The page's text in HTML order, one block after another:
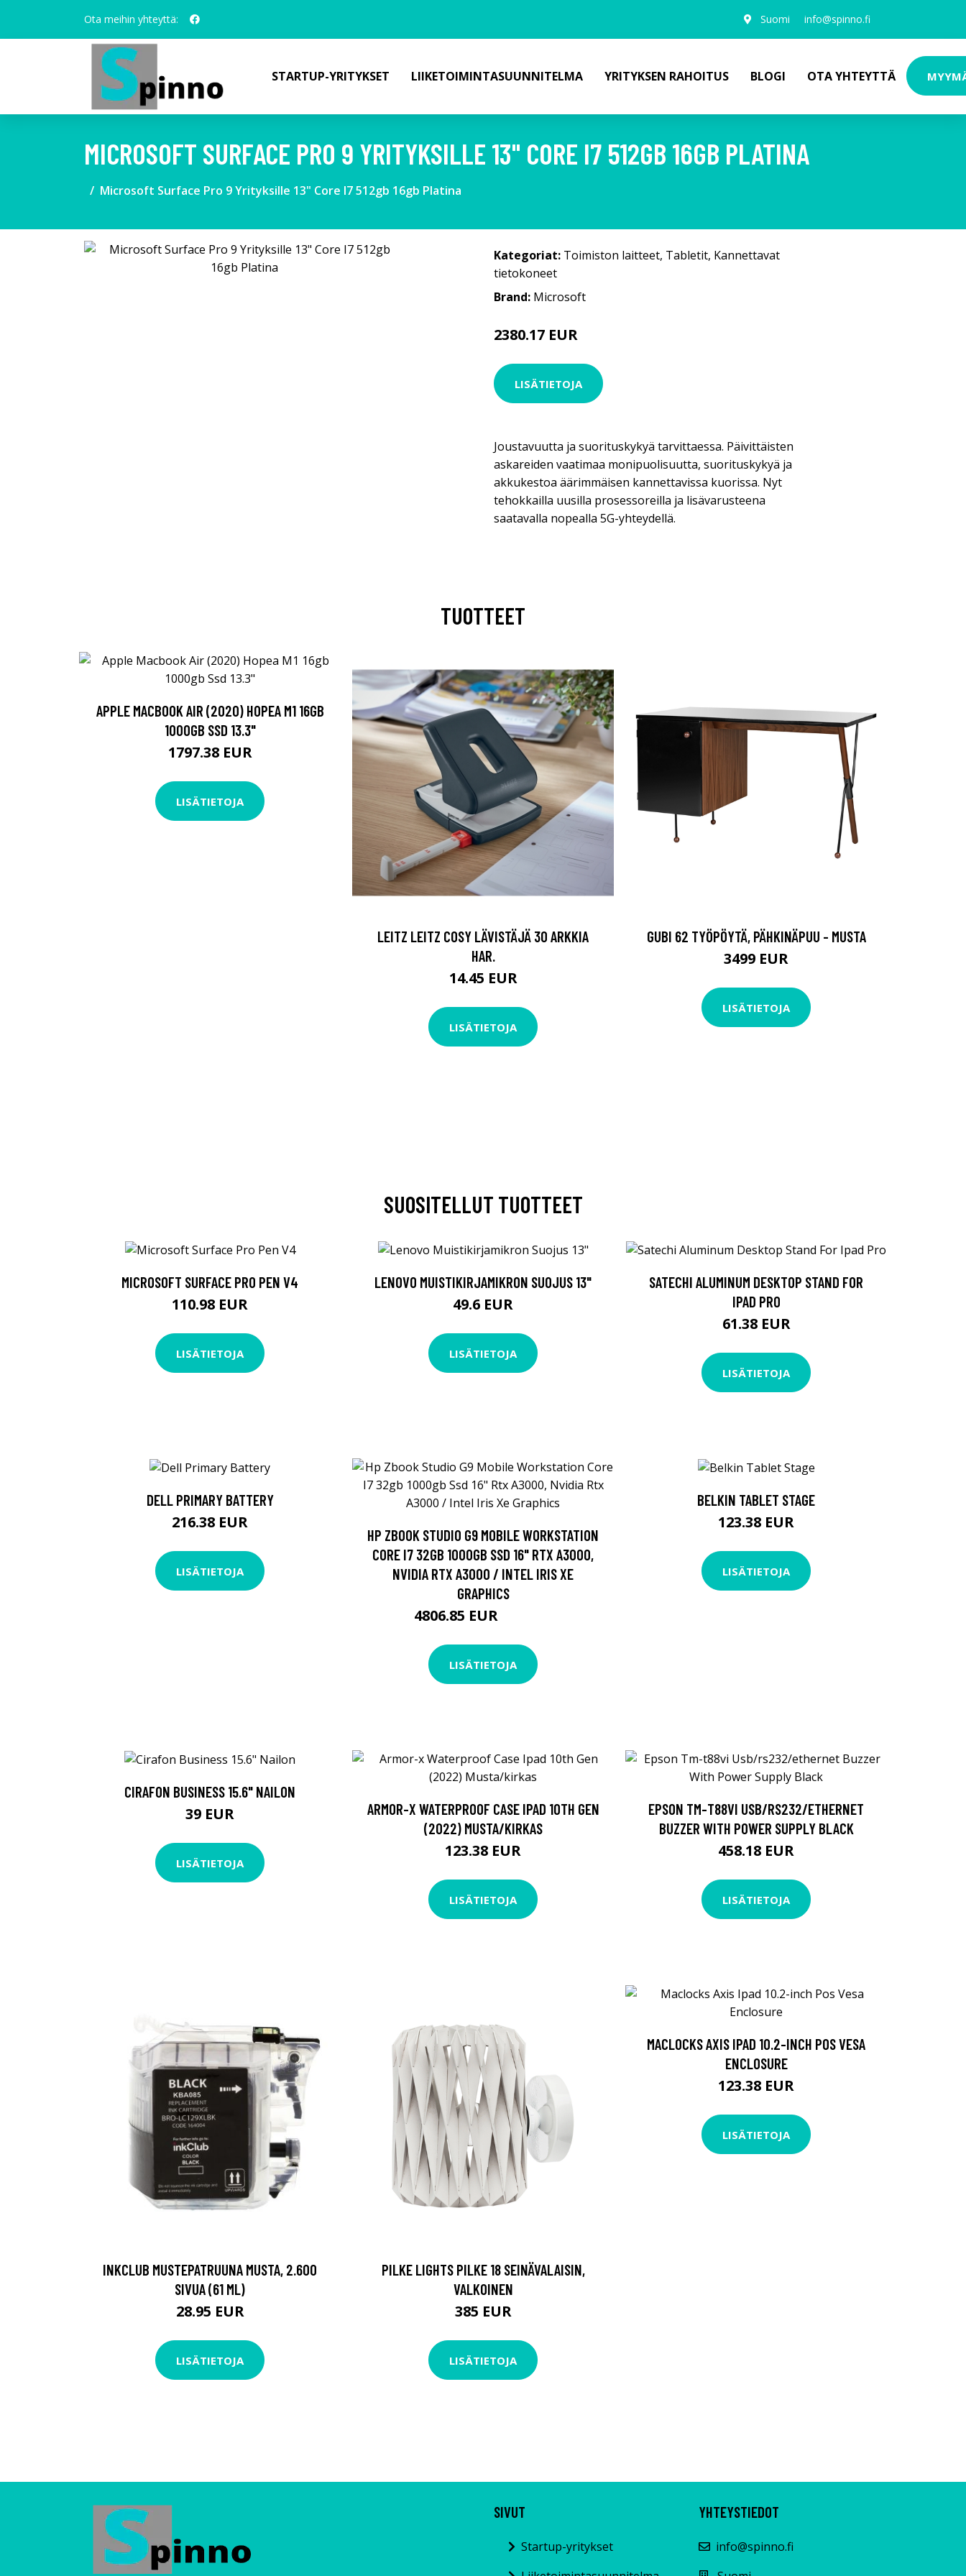
Ota meihin yhteyttä: Suomi info@spinno.fi
STARTUP-YRITYKSET LIIKETOIMINTASUUNNITELMA YRITYKSEN RAHOITUS BLOGI OTA YHTEYTTÄ
MICROSOFT SURFACE PRO 9 YRITYKSILLE 13" CORE I7 512GB 16GB PLATINA
Microsoft Surface Pro 9 Yrityksille 13" Core I7 512gb 16gb Platina
Kategoriat: Toimiston laitteet, Tabletit, Kannettavat
tietokoneet
Brand: Microsoft
2380.17 EUR
LISÄTIETOJA
Joustavuutta ja suorituskykyä tarvittaessa. Päivittäisten
askareiden vaatimaa monipuolisuutta, suorituskykyä ja
akkukestoa äärimmäisen kannettavissa kuorissa. Nyt
tehokkailla uusilla prosessoreilla ja lisävarusteena
saatavalla nopealla 5G-yhteydellä.
TUOTTEET
APPLE MACBOOK AIR (2020) HOPEA M1 16GB
1000GB SSD 13.3"
1797.38 EUR
LISÄTIETOJA
LEITZ LEITZ COSY LÄVISTÄJÄ 30 ARKKIA
HAR.
14.45 EUR
LISÄTIETOJA
GUBI 62 TYÖPÖYTÄ, PÄHKINÄPUU - MUSTA
3499 EUR
LISÄTIETOJA
SUOSITELLUT TUOTTEET
MICROSOFT SURFACE PRO PEN V4
110.98 EUR
LISÄTIETOJA
LENOVO MUISTIKIRJAMIKRON SUOJUS 13"
49.6 EUR
LISÄTIETOJA
SATECHI ALUMINUM DESKTOP STAND FOR
IPAD PRO
61.38 EUR
LISÄTIETOJA
DELL PRIMARY BATTERY
216.38 EUR
LISÄTIETOJA
HP ZBOOK STUDIO G9 MOBILE WORKSTATION
CORE I7 32GB 1000GB SSD 16" RTX A3000,
NVIDIA RTX A3000 / INTEL IRIS XE
GRAPHICS
4806.85 EUR
LISÄTIETOJA
BELKIN TABLET STAGE
123.38 EUR
LISÄTIETOJA
CIRAFON BUSINESS 15.6" NAILON
39 EUR
LISÄTIETOJA
ARMOR-X WATERPROOF CASE IPAD 10TH GEN
(2022) MUSTA/KIRKAS
123.38 EUR
LISÄTIETOJA
EPSON TM-T88VI USB/RS232/ETHERNET
BUZZER WITH POWER SUPPLY BLACK
458.18 EUR
LISÄTIETOJA
INKCLUB MUSTEPATRUUNA MUSTA, 2.600
SIVUA (61 ML)
28.95 EUR
LISÄTIETOJA
PILKE LIGHTS PILKE 18 SEINÄVALAISIN,
VALKOINEN
385 EUR
LISÄTIETOJA
MACLOCKS AXIS IPAD 10.2-INCH POS VESA
ENCLOSURE
123.38 EUR
LISÄTIETOJA
SIVUT
Startup-yritykset
YHTEYSTIEDOT
info@spinno.fi